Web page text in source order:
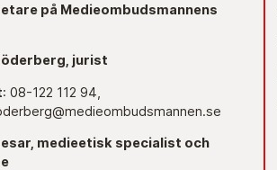
på Medieombudsmannens
jurist
: 08-122 112 94,
medieetisk specialist och